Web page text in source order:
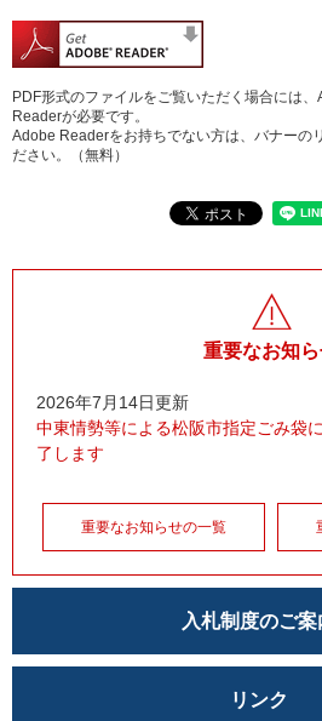
PDF形式のファイルをご覧いただく場合には
Readerが必要です。
Adobe Readerをお持ちでない方は、バナーの
ださい。（無料）
重要なお知
2026年7月14日更新
中東情勢等による松阪市指定ごみ袋
了します
重要なお知らせの一覧
入札制度のご案
リンク